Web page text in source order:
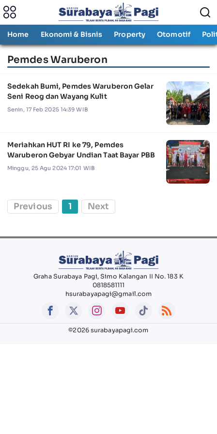
Home Ekonomi & Bisnis Property Otomotif
Pemdes Waruberon
Sedekah Bumi, Pemdes Waruberon Gelar
Seni Reog dan Wayang Kulit
Senin, 17 Feb 2025 14:39 WIB
Meriahkan HUT RI ke 79, Pemdes
Waruberon Gebyar Undian Taat Bayar PBB
Minggu, 25 Agu 2024 17:01 WIB
Previous 1 Next
Graha Surabaya Pagi, Simo Kalangan II No. 183 K
0818581111
hsurabayapagi@gmail.com
©2026 surabayapagi.com